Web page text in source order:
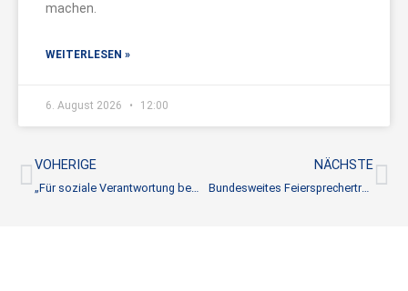
machen.
WEITERLESEN »
6. August 2026 12:00
Zurück
VOHERIGE
„Für soziale Verantwortung benötigen wir keine höhere Instanz“
NÄCHSTE
Bundesweites Feiersprechertreffen in Dortmund